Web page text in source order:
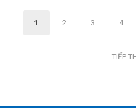
1 2 3 4
TIẾP